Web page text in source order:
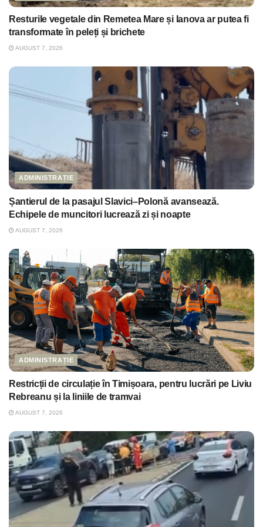
Resturile vegetale din Remetea Mare și Ianova ar putea fi
transformate în peleți și brichete
AUGUST 7, 2026
ADMINISTRAȚIE
Șantierul de la pasajul Slavici–Polonă avansează.
Echipele de muncitori lucrează zi și noapte
AUGUST 7, 2026
ADMINISTRAȚIE
Restricții de circulație în Timișoara, pentru lucrări pe Liviu
Rebreanu și la liniile de tramvai
AUGUST 7, 2026